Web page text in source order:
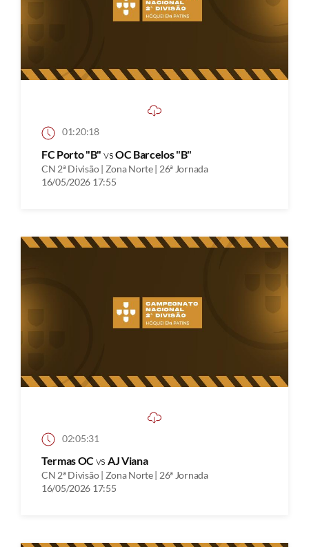
01:20:18
FC Porto "B" vsOC Barcelos "B"
CN 2ª Divisão | Zona Norte | 26ª Jornada
16/05/2026 17:55
02:05:31
Termas OCvs AJ Viana
CN 2ª Divisão | Zona Norte | 26ª Jornada
16/05/2026 17:55